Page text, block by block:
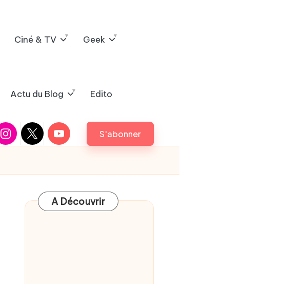
Ciné & TV Geek
Actu du Blog Edito
X
|
Youtube S'abonner
A Découvrir